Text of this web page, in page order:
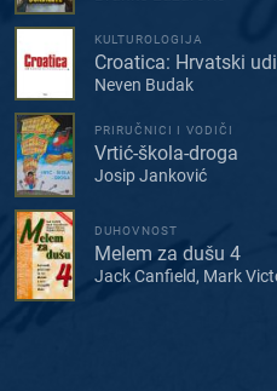
KULTUROLOGIJA
Croatica: Hrvatski
Neven Budak
PRIRUČNICI I VODIČI
Vrtić-škola-droga
Josip Janković
DUHOVNOST
Melem za dušu 4
Jack Canfield, Mark